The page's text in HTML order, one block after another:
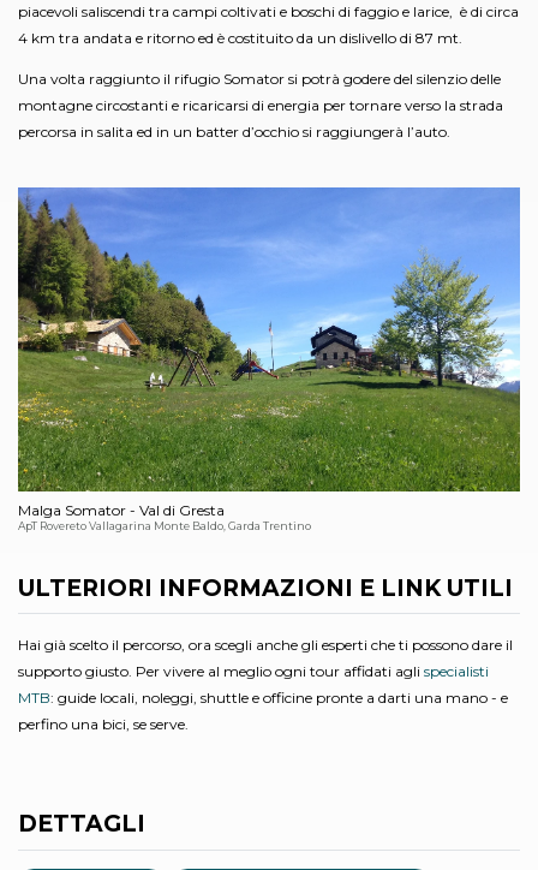
piacevoli saliscendi tra campi coltivati e boschi di faggio e larice, è di circa
4 km tra andata e ritorno ed è costituito da un dislivello di 87 mt.
Una volta raggiunto il rifugio Somator si potrà godere del silenzio delle
montagne circostanti e ricaricarsi di energia per tornare verso la strada
percorsa in salita ed in un batter d’occhio si raggiungerà l’auto.
Malga Somator - Val di Gresta
ApT Rovereto Vallagarina Monte Baldo, Garda Trentino
ULTERIORI INFORMAZIONI E LINK UTILI
Hai già scelto il percorso, ora scegli anche gli esperti che ti possono dare il
supporto giusto. Per vivere al meglio ogni tour affidati agli specialisti
MTB: guide locali, noleggi, shuttle e officine pronte a darti una mano - e
perfino una bici, se serve.
DETTAGLI